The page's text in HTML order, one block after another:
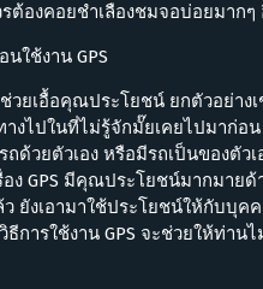
องคอยชำเลืองชมจอบ่อยมากๆ
ใช้งาน GPS
วยเอื้อคุณประโยชน์ ยกตัวอย่าง
งไปในที่ไม่รู้จักมั๊ยเคยไปมาก่อน
วยตัวเอง หรือมีรถเป็นของตัวเ
อง GPS มีคุณประโยชน์มากมาย
ยังเอามาใช้ประโยชน์ให้กับบุ
การใช้งาน GPS จะช่วยให้ท่าน